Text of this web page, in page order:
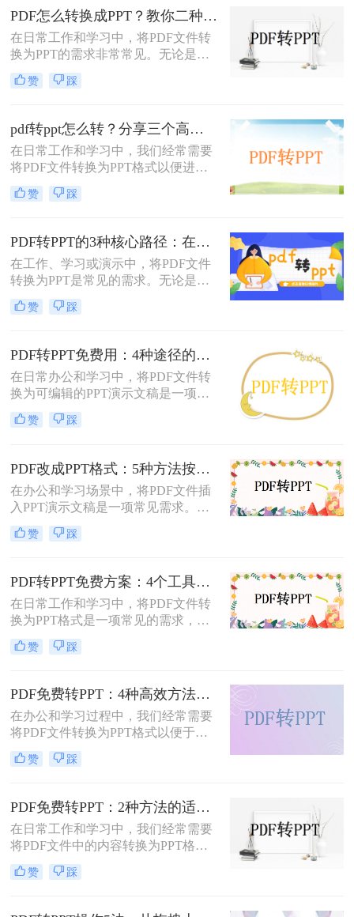
式，以便进行编辑、修改或展示。那
么pdf怎么转ppt呢？本文将介绍三种
将PDF转换为PPT的方法：使用专业
的PDF转PPT软件、利用在线转换工
具，以及手动复制粘贴内容。
PDF怎么转换成PPT？教你二种转换方法！
在日常工作和学习中，将PDF文件转
换为PPT的需求非常常见。无论是为
了方便展示、编辑还是进一步处理，
掌握几种高效的PDF转PPT方法都是
PPT呢？本文将详细介绍两种常见的
PDF转PPT方法，帮助用户轻松完成
文件格式转换。
赞 踩
pdf转ppt怎么转？分享三个高效转换方法！
在日常工作和学习中，我们经常需要
将PDF文件转换为PPT格式以便进行
演示或编辑。那么pdf转ppt怎么转
呢？以下将介绍三种常用的pdf转ppt
转换。
赞 踩
PDF转PPT的3种核心路径：在线、软件和PPT自带的适用范围！
在工作、学习或演示中，将PDF文件
转换为PPT是常见的需求。无论是整
合报告、课件，还是优化文档展示，
都需要一种高效且保留原格式的方
是几种常用方法的详细解析，帮助你
快速上手。
赞 踩
PDF转PPT免费用：4种途径的转换精度和排版保留能力对比！
在日常办公和学习中，将PDF文件转
换为可编辑的PPT演示文稿是一项高
频需求。无论是需要修改过时的课
件、提取报告中的数据制作新方案，
速且免费地完成格式转换都能极大提
升工作效率。那么如何免费把pdf转成
PPT呢？
赞 踩
PDF改成PPT格式：5种方法按页面复杂度选择！
在办公和学习场景中，将PDF文件插
入PPT演示文稿是一项常见需求。无
论是展示报告、图表，还是分享文档
内容，合理选择插入方法能显著提升
改成PPT呢？以下是五种常用方法的
详细说明，帮助您根据需求高效完成
文档整合。
赞 踩
PDF转PPT免费方案：4个工具的文件限制和输出质量对比！
在日常工作和学习中，将PDF文件转
换为PPT格式是一项常见的需求，以
便更好地进行演示和分享。虽然市面
上有许多专业的转换软件和服务，但
费。那么pdf如何免费转换ppt呢？以
下将介绍四种免费将PDF转换为PPT
的方法，帮助用户轻松实现格式转
换。
赞 踩
PDF免费转PPT：4种高效方法的速度、精度和文件限制实测！
在办公和学习过程中，我们经常需要
将PDF文件转换为PPT格式以便于演
示或编辑。那么怎么免费把pdf转换成
ppt呢？本文将详细介绍几种免费的方
赞 踩
PDF免费转PPT：2种方法的适用场景和操作差异！
在日常工作和学习中，我们经常需要
将PDF文件中的内容转换为PPT格
式，以便于演示和分享。那么PDF如
何转化为PPT免费呢？以下是两种免
PPT的转换。
赞 踩